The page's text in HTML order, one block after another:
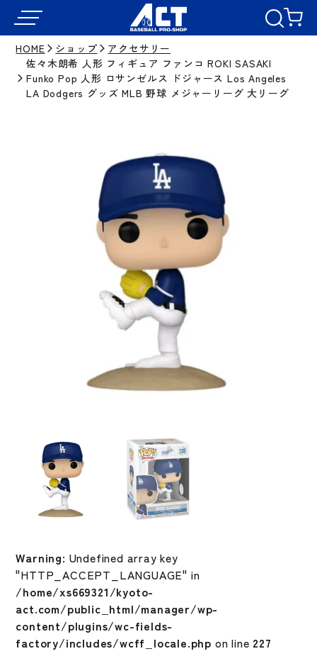
HOME ショップ
アクセサリー
佐々木朗希 人形 フィギュア ファンコ ROKI SASAKI
Funko Pop 人形 ロサンゼルス ドジャース Los Angeles
LA Dodgers グッズ MLB 野球 メジャーリーグ 大リーグ
Warning: Undefined array key
"HTTP_ACCEPT_LANGUAGE" in
/home/xs669321/kyoto-
act.com/public_html/manager/wp-
content/plugins/wc-fields-
factory/includes/wcff_locale.php on line 227